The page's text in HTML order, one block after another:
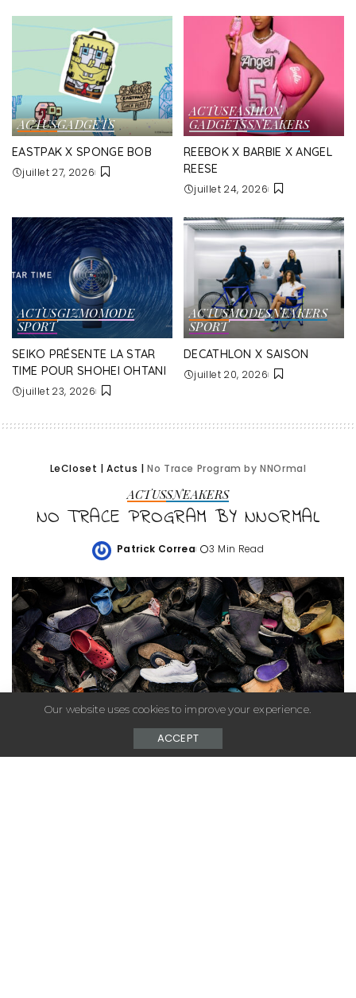
ACTUSGADGETS
EASTPAK X SPONGE BOB
juillet 27, 2026
ACTUSFASHION
GADGETSSNEAKERS
REEBOK X BARBIE X ANGEL
REESE
juillet 24, 2026
ACTUSGIZMOMODE
SPORT
SEIKO PRÉSENTE LA STAR
TIME POUR SHOHEI OHTANI
juillet 23, 2026
ACTUSMODESNEAKERS
SPORT
DECATHLON X SAISON
juillet 20, 2026
LeCloset |Actus |No Trace Program by NNOrmal
ACTUSSNEAKERS
NO TRACE PROGRAM BY NNORMAL
Posted
Patrick Correa 3 Min Read
Our website uses cookies to improve your experience.
ACCEPT